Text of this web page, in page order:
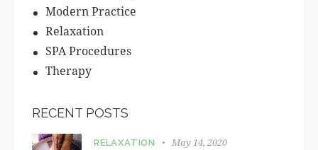
Modern Practice
Relaxation
SPA Procedures
Therapy
RECENT POSTS
RELAXATION May 14, 2020